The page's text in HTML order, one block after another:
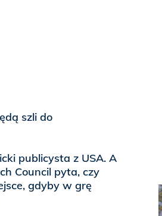
szli do
publicysta z USA. A
Council pyta, czy
gdyby w grę